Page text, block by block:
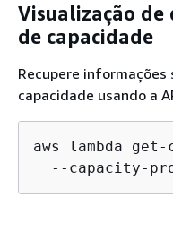
Visualização
de capacidade
Recupere informações
capacidade usando a
aws lambda
--capacity-